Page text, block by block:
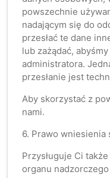
powszechnie
nadającym się do
przesłać te dane
lub zażądać,
administratora.
przesłanie jest
Aby skorzystać z
nami.
6. Prawo wniesienia
Przysługuje Ci
organu